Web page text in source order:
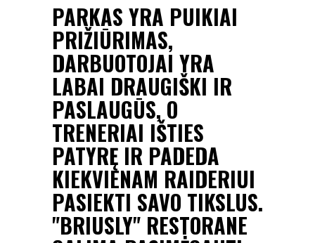
PARKAS YRA PUIKIAI
PRIŽIŪRIMAS,
DARBUOTOJAI YRA
LABAI DRAUGIŠKI IR
PASLAUGŪS, O
TRENERIAI IŠTIES
PATYRĘ IR PADEDA
KIEKVIENAM RAIDERIUI
PASIEKTI SAVO TIKSLUS.
"BRIUSLY" RESTORANE